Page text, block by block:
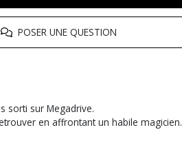
POSER UNE QUESTION
sorti sur Megadrive.
en affrontant un habile magicien.